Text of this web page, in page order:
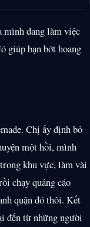
mình đang làm việc
giúp bạn bớt hoang
Chị ấy định bỏ
một hồi, mình
khu vực, làm vài
chạy quảng cáo
quận đó thôi. Kết
đến từ những người